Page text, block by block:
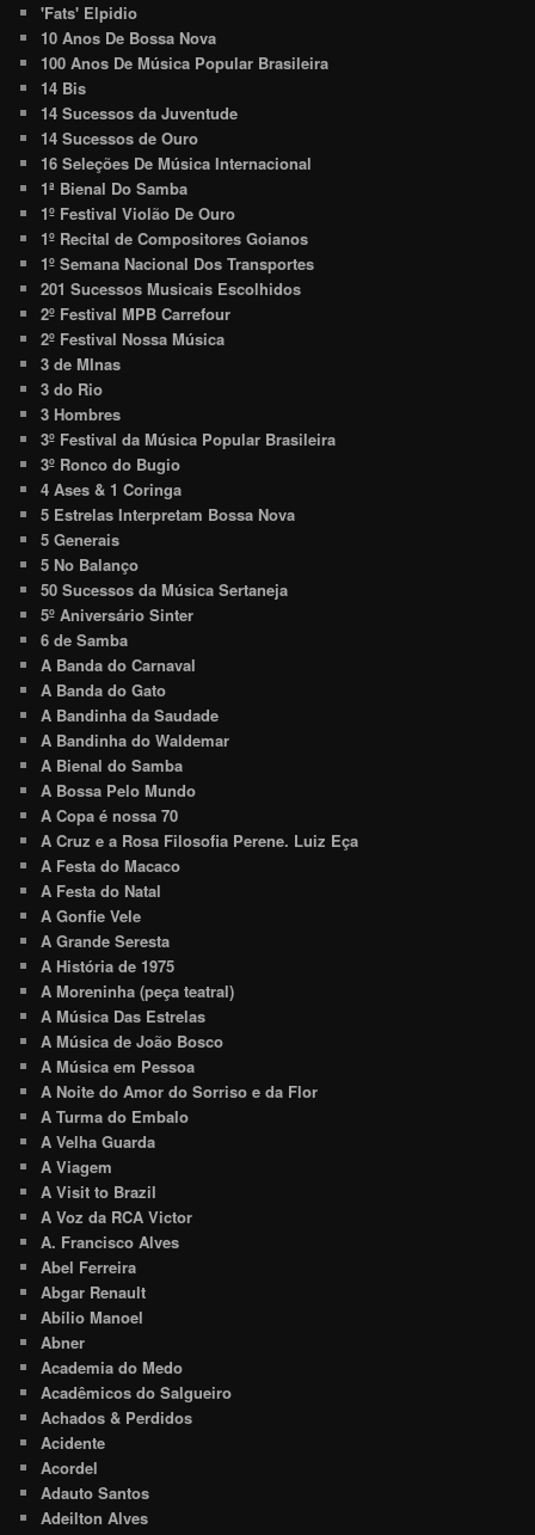
'Fats' Elpidio
10 Anos De Bossa Nova
100 Anos De Música Popular Brasileira
14 Bis
14 Sucessos da Juventude
14 Sucessos de Ouro
16 Seleções De Música Internacional
1ª Bienal Do Samba
1º Festival Violão De Ouro
1º Recital de Compositores Goianos
1º Semana Nacional Dos Transportes
201 Sucessos Musicais Escolhidos
2º Festival MPB Carrefour
2º Festival Nossa Música
3 de MInas
3 do Rio
3 Hombres
3º Festival da Música Popular Brasileira
3º Ronco do Bugio
4 Ases & 1 Coringa
5 Estrelas Interpretam Bossa Nova
5 Generais
5 No Balanço
50 Sucessos da Música Sertaneja
5º Aniversário Sinter
6 de Samba
A Banda do Carnaval
A Banda do Gato
A Bandinha da Saudade
A Bandinha do Waldemar
A Bienal do Samba
A Bossa Pelo Mundo
A Copa é nossa 70
A Cruz e a Rosa Filosofia Perene. Luiz Eça
A Festa do Macaco
A Festa do Natal
A Gonfie Vele
A Grande Seresta
A História de 1975
A Moreninha (peça teatral)
A Música Das Estrelas
A Música de João Bosco
A Música em Pessoa
A Noite do Amor do Sorriso e da Flor
A Turma do Embalo
A Velha Guarda
A Viagem
A Visit to Brazil
A Voz da RCA Victor
A. Francisco Alves
Abel Ferreira
Abgar Renault
Abílio Manoel
Abner
Academia do Medo
Acadêmicos do Salgueiro
Achados & Perdidos
Acidente
Acordel
Adauto Santos
Adeilton Alves